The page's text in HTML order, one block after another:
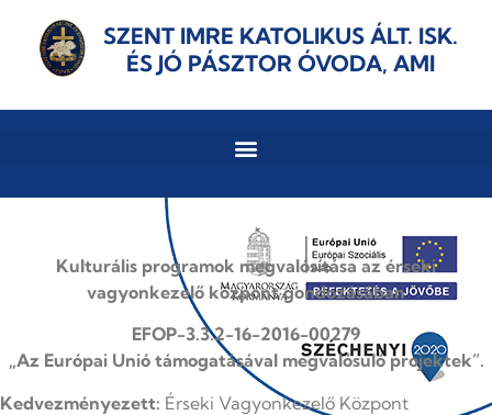
SZENT IMRE KATOLIKUS ÁLT. ISK.
ÉS JÓ PÁSZTOR ÓVODA, AMI
Kulturális programok megvalósítása az érseki
vagyonkezelő központ gondozásában
EFOP-3.3.2-16-2016-00279
„Az Európai Unió támogatásával megvalósuló projektek”.
Kedvezményezett: Érseki Vagyonkezelő Központ